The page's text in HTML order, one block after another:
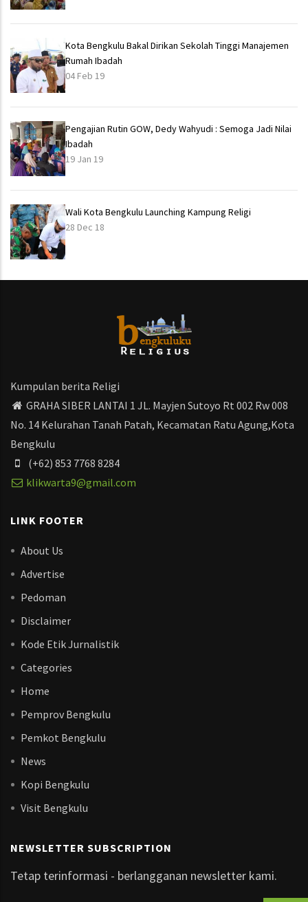
Kota Bengkulu Bakal Dirikan Sekolah Tinggi Manajemen
Rumah Ibadah
04 Feb 19
Pengajian Rutin GOW, Dedy Wahyudi : Semoga Jadi Nilai
Ibadah
19 Jan 19
Wali Kota Bengkulu Launching Kampung Religi
28 Dec 18
Kumpulan berita Religi
GRAHA SIBER LANTAI 1 JL. Mayjen Sutoyo Rt 002 Rw 008
No. 14 Kelurahan Tanah Patah, Kecamatan Ratu Agung,Kota
Bengkulu
(+62) 853 7768 8284
klikwarta9@gmail.com
LINK FOOTER
About Us
Advertise
Pedoman
Disclaimer
Kode Etik Jurnalistik
Categories
Home
Pemprov Bengkulu
Pemkot Bengkulu
News
Kopi Bengkulu
Visit Bengkulu
NEWSLETTER SUBSCRIPTION
Tetap terinformasi - berlangganan newsletter kami.